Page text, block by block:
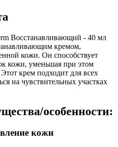
Восстанавливающий - 40 мл
кремом,
кожи. Он способствует
кожи, уменьшая при этом
крем подходит для всех
на чувствительных участках
особенности:
кожи